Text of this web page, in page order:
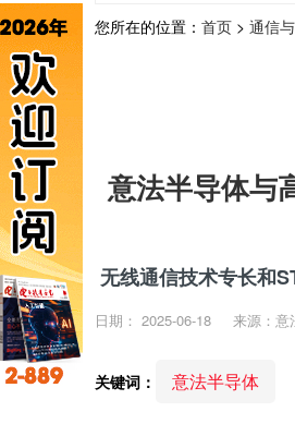
您所在的位置： 首页 > 通信
意法半导体与
无线通信技术专长和
日期： 2025-06-18 来源：意
关键词： 意法半导体